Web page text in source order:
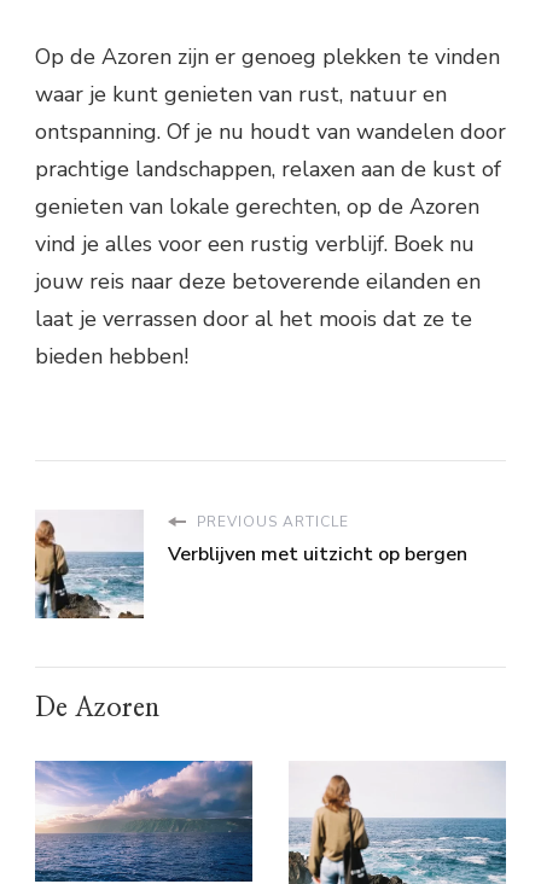
Op de Azoren zijn er genoeg plekken te vinden
waar je kunt genieten van rust, natuur en
ontspanning. Of je nu houdt van wandelen door
prachtige landschappen, relaxen aan de kust of
genieten van lokale gerechten, op de Azoren
vind je alles voor een rustig verblijf. Boek nu
jouw reis naar deze betoverende eilanden en
laat je verrassen door al het moois dat ze te
bieden hebben!
PREVIOUS ARTICLE
Verblijven met uitzicht op bergen
De Azoren